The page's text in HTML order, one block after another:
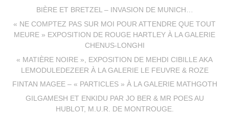
BIÈRE ET BRETZEL – INVASION DE MUNICH…
« NE COMPTEZ PAS SUR MOI POUR ATTENDRE QUE TOUT
MEURE » EXPOSITION DE ROUGE HARTLEY À LA GALERIE
CHENUS-LONGHI
« MATIÈRE NOIRE », EXPOSITION DE MEHDI CIBILLE AKA
LEMODULEDEZEER À LA GALERIE LE FEUVRE & ROZE
FINTAN MAGEE – « PARTICLES » À LA GALERIE MATHGOTH
GILGAMESH ET ENKIDU PAR JO BER & MR POES AU
HUBLOT, M.U.R. DE MONTROUGE.